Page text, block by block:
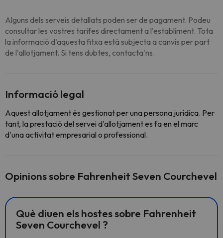
Alguns dels serveis detallats poden ser de pagament. Podeu
consultar les vostres tarifes directament a l'establiment. Tota
la informació d'aquesta fitxa està subjecta a canvis per part
de l'allotjament. Si tens dubtes, contacta'ns.
Informació legal
Aquest allotjament és gestionat per una persona jurídica. Per
tant, la prestació del servei d'allotjament es fa en el marc
d'una activitat empresarial o professional.
Opinions sobre Fahrenheit Seven Courchevel
Què diuen els hostes sobre Fahrenheit
Seven Courchevel ?